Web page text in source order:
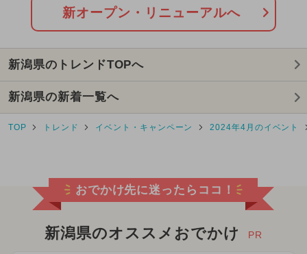
2025年3月のイベント
2024年7月のイベント
2026年1月のイベント
2026年7月のイベント
2024年8月のイベント
2025年2月のイベント 花火
新オープン・リニューアルへ
新潟県のトレンドTOPへ
新潟県の新着一覧へ
TOP トレンド イベント・キャンペーン 2024年4月のイベント
おでかけ先に迷ったらココ！
新潟県のオススメおでかけ PR